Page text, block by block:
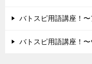
バトスピ用語講座！
バトスピ用語講座！